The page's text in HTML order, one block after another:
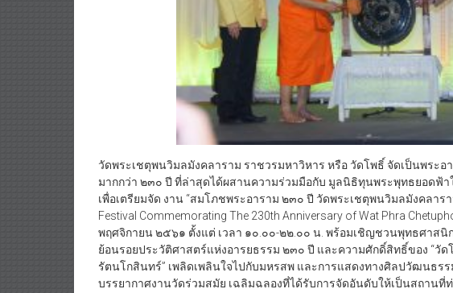
วัดพระเชตุพนวิมลมังคลาราม ราชวรมหาวิหาร หรือ วัดโพธิ์ จัดเป็นพระ
มากกว่า ๒๓๐ ปี ที่ล่าสุดได้ผสานความร่วมมือกับ มูลนิธิทุนพระพุทธยอด
เพื่อเตรียมจัด งาน “สมโภชพระอาราม ๒๓๐ ปี วัดพระเชตุพนวิมลมังคลา
Festival Commemorating The 230th Anniversary of Wat Phra
พฤศจิกายน ๒๕๖๑ ตั้งแต่ เวลา ๑๐.๐๐-๒๒.๐๐ น. พร้อมเชิญชวนพุทธศาสนิ
ย้อนรอยประวัติศาสตร์แห่งอารยธรรม ๒๓๐ ปี และความศักดิ์สิทธิ์ของ “วัด
รัตนโกสินทร์” เพลิดเพลินใจไปกับมหรสพ และการแสดงทางศิลปวัฒนธร
บรรยากาศงานวัดร่วมสมัย เฉลิมฉลองที่ได้รับการจัดอันดับให้เป็นสถาน